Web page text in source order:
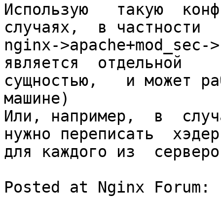
Использую   такую
случаях,  в частности
nginx-
является  отдельной
сущностью,   и может
машине)
Или, например,  в
нужно переписать
для каждого из